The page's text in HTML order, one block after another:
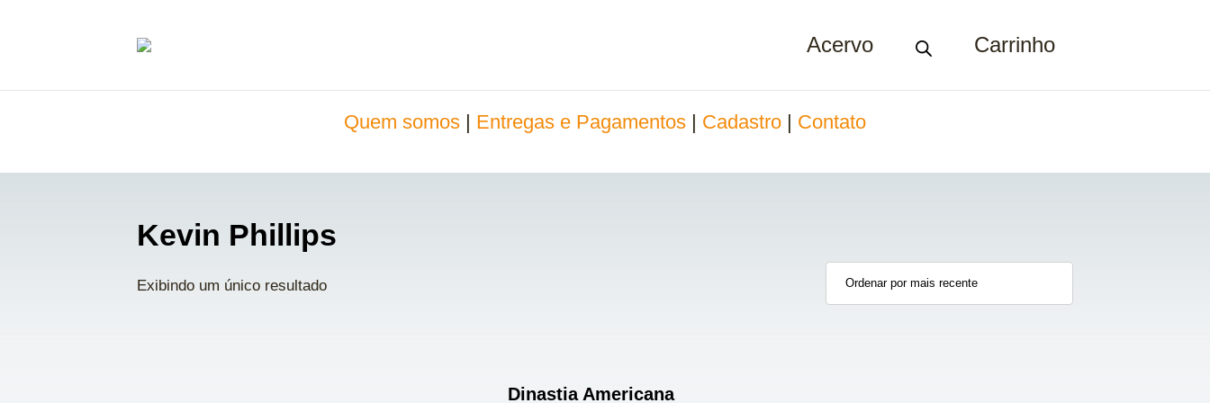
Acervo Carrinho
Quem somos Entregas e Pagamentos Cadastro Contato
Kevin Phillips
Exibindo um único resultado
Dinastia Americana